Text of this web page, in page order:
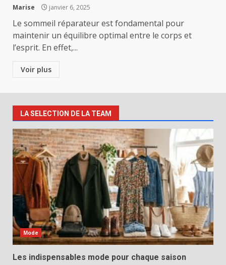
Marise janvier 6, 2025
Le sommeil réparateur est fondamental pour
maintenir un équilibre optimal entre le corps et
l’esprit. En effet,...
Voir plus
LA SELECTION DE LA TEAM
Mode
Les indispensables mode pour chaque saison